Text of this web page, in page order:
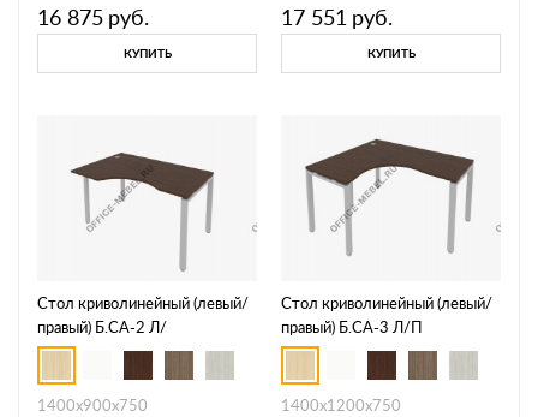
16 875 руб.
КУПИТЬ
17 551 руб.
КУПИТЬ
Стол криволинейный (левый/
правый) Б.СА-2 Л/
1400х900х750
Стол криволинейный (левый/
правый) Б.СА-3 Л/П
1400х1200х750